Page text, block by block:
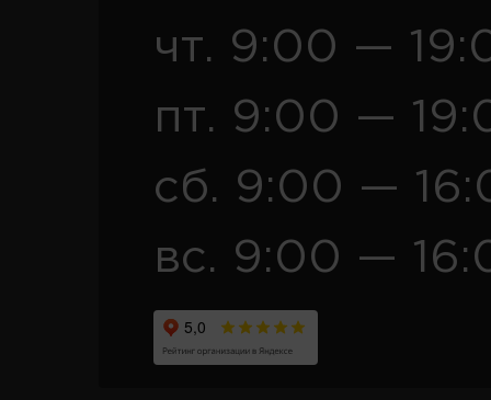
чт. 9:00 —
пт. 9:00 —
сб. 9:00 —
вс. 9:00 —